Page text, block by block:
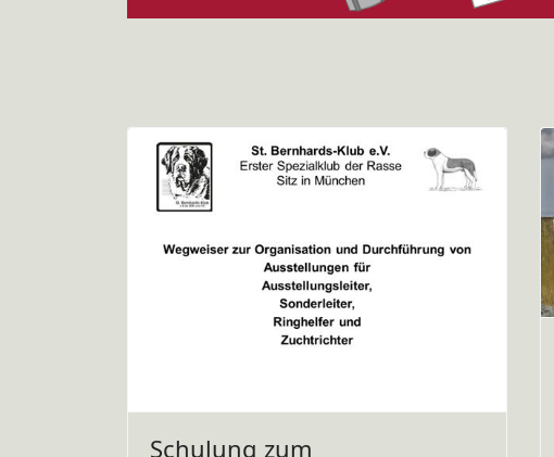
Schulung zum